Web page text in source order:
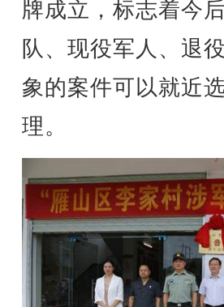
牌成立，标志着今
队、现役军人、退
象的案件可以就近
理。